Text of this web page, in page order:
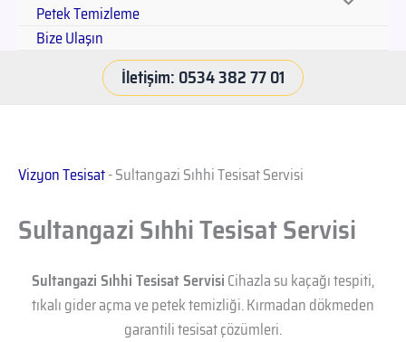
Petek Temizleme
Bize Ulaşın
İletişim: 0534 382 77 01
Vizyon Tesisat-Sultangazi Sıhhi Tesisat Servisi
Sultangazi Sıhhi Tesisat Servisi
Sultangazi Sıhhi Tesisat ServisiCihazla su kaçağı tespiti,
tıkalı gider açma ve petek temizliği. Kırmadan dökmeden
garantili tesisat çözümleri.